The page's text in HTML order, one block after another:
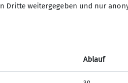
Nordsiedlung 12
Dritte weitergegeben und nur
Ablauf